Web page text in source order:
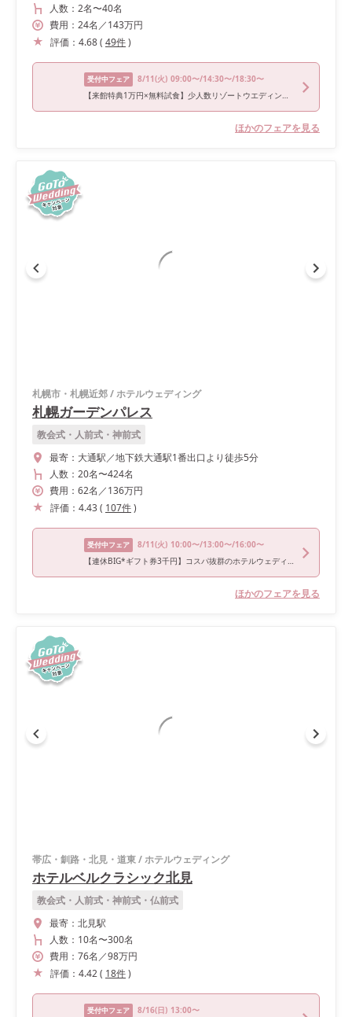
人数： 2名〜40名
費用： 24名 ／143万円
評価： 4.68( 49件)
受付中フェア 8/11(火) 09:00〜/14:30〜/18:30〜
【来館特典1万円×無料試食】少人数リゾートウエディングフェア
ほかのフェアを見る
札幌市・札幌近郊/ホテルウェディング
札幌ガーデンパレス
教会式・人前式・神前式
最寄： 大通駅／地下鉄大通駅1番出口より徒歩5分
人数： 20名〜424名
費用： 62名 ／136万円
評価： 4.43( 107件)
受付中フェア 8/11(火) 10:00〜/13:00〜/16:00〜
【連休BIG*ギフト券3千円】コスパ抜群のホテルウェディング
ほかのフェアを見る
帯広・釧路・北見・道東/ホテルウェディング
ホテルベルクラシック北見
教会式・人前式・神前式・仏前式
最寄： 北見駅
人数： 10名〜300名
費用： 76名 ／98万円
評価： 4.42( 18件)
受付中フェア 8/16(日) 13:00〜